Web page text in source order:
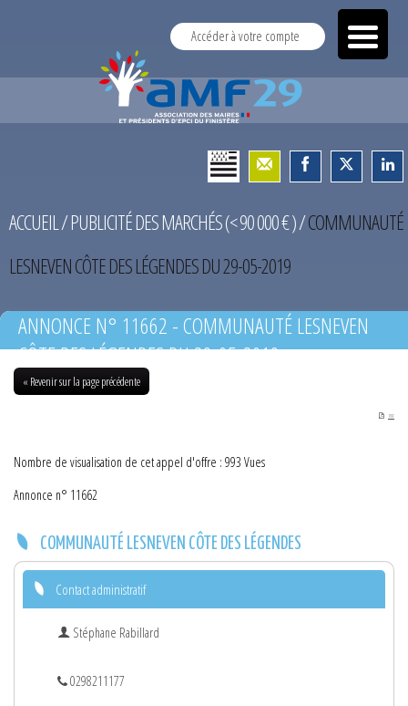
Accéder à votre compte
ACCUEIL/PUBLICITÉ DES MARCHÉS (< 90 000 € )/COMMUNAUTÉ
LESNEVEN CÔTE DES LÉGENDES DU 29-05-2019
ANNONCE N° 11662 - COMMUNAUTÉ LESNEVEN
CÔTE DES LÉGENDES DU 29-05-2019
« Revenir sur la page précédente
PDF
Nombre de visualisation de cet appel d'offre : 993 Vues
Annonce n° 11662
COMMUNAUTÉ LESNEVEN CÔTE DES LÉGENDES
Contact administratif
Stéphane Rabillard
0298211177